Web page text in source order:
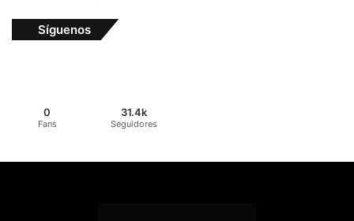
Síguenos
0
Fans
31.4k
Seguidores